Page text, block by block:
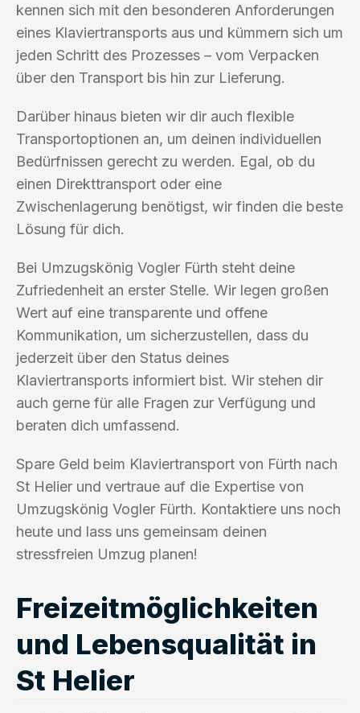
kennen sich mit den besonderen Anforderungen
eines Klaviertransports aus und kümmern sich um
jeden Schritt des Prozesses – vom Verpacken
über den Transport bis hin zur Lieferung.
Darüber hinaus bieten wir dir auch flexible
Transportoptionen an, um deinen individuellen
Bedürfnissen gerecht zu werden. Egal, ob du
einen Direkttransport oder eine
Zwischenlagerung benötigst, wir finden die beste
Lösung für dich.
Bei Umzugskönig Vogler Fürth steht deine
Zufriedenheit an erster Stelle. Wir legen großen
Wert auf eine transparente und offene
Kommunikation, um sicherzustellen, dass du
jederzeit über den Status deines
Klaviertransports informiert bist. Wir stehen dir
auch gerne für alle Fragen zur Verfügung und
beraten dich umfassend.
Spare Geld beim Klaviertransport von Fürth nach
St Helier und vertraue auf die Expertise von
Umzugskönig Vogler Fürth. Kontaktiere uns noch
heute und lass uns gemeinsam deinen
stressfreien Umzug planen!
Freizeitmöglichkeiten
und Lebensqualität in
St Helier